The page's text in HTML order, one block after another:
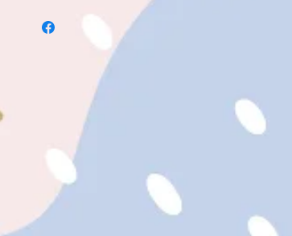
Dimensions : 14cm x 13cm x 3cm
Hauteur assis : 11cm
Matériaux principaux : Polyester, Coton
Rembourrage intérieur : Fibres de polyester,
Billes en polyéthylène
Élément rigide
SKU: A6PAL
SÉCURITÉ ET ENTRETIEN
Testé et satisfait à la norme européenne de
sécurité pour les jouets: EN71, parties 1, 2